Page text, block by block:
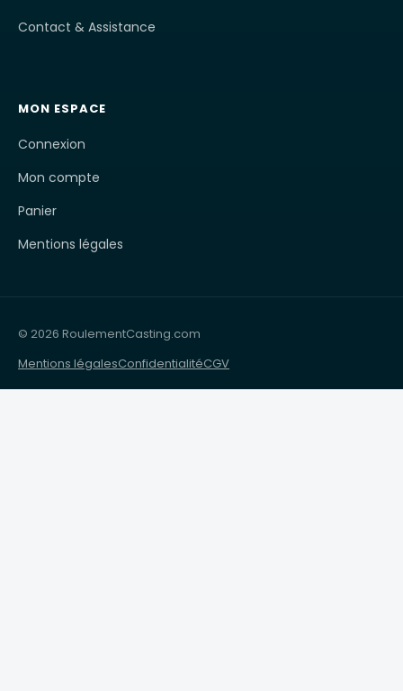
Contact & Assistance
MON ESPACE
Connexion
Mon compte
Panier
Mentions légales
© 2026 RoulementCasting.com
Mentions légalesConfidentialitéCGV